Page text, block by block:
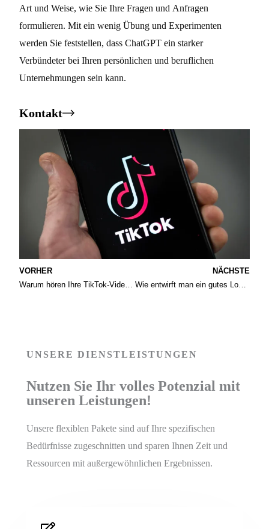
Art und Weise, wie Sie Ihre Fragen und Anfragen
formulieren. Mit ein wenig Übung und Experimenten
werden Sie feststellen, dass ChatGPT ein starker
Verbündeter bei Ihren persönlichen und beruflichen
Unternehmungen sein kann.
Kontakt
VORHER
Warum hören Ihre TikTok-Videos bei etwa 250 Aufrufen auf?
NÄCHSTE
Wie entwirft man ein gutes Logo für Ihre Marke?
UNSERE DIENSTLEISTUNGEN
Nutzen Sie Ihr volles Potenzial mit
unseren Leistungen!
Unsere flexiblen Pakete sind auf Ihre spezifischen
Bedürfnisse zugeschnitten und sparen Ihnen Zeit und
Ressourcen mit außergewöhnlichen Ergebnissen.